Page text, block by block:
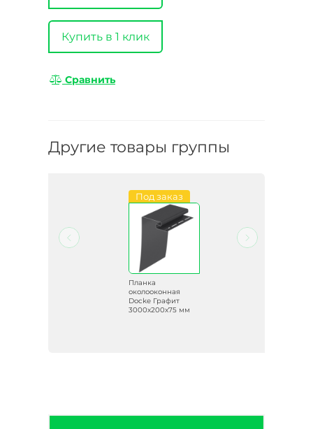
Купить в 1 клик
Сравнить
Другие товары группы
Под заказ
Планка
околооконная
Docke Графит
3000х200х75 мм